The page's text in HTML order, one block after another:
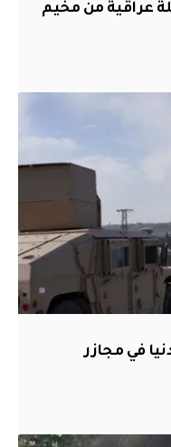
خروج 161 عائلة عراقية من مخيم
السوري: مقتل 745 مدنيا في مجازر